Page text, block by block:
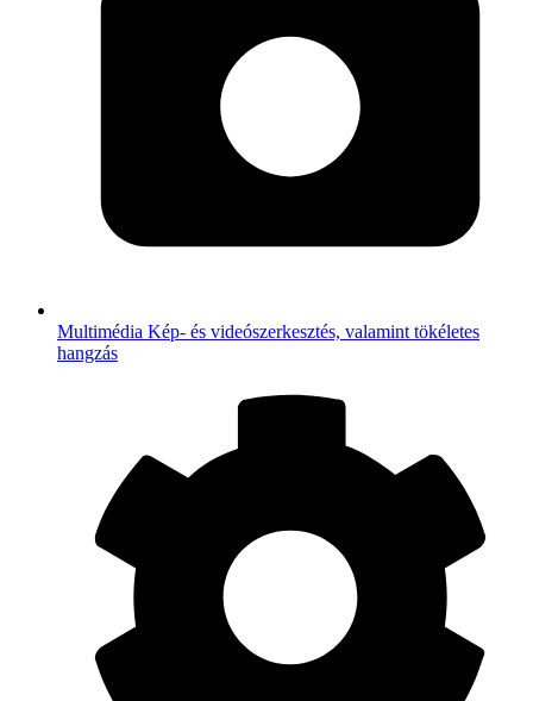
Multimédia Kép- és videószerkesztés, valamint tökéletes
hangzás